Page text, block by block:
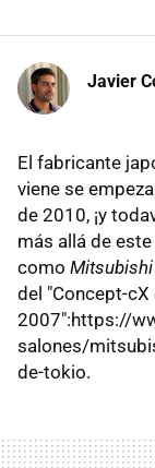
Javier
El fabricante
viene se
de 2010, ¡y
más allá de
como
del "Concept-cX
2007":https://
salones/
de-tokio.